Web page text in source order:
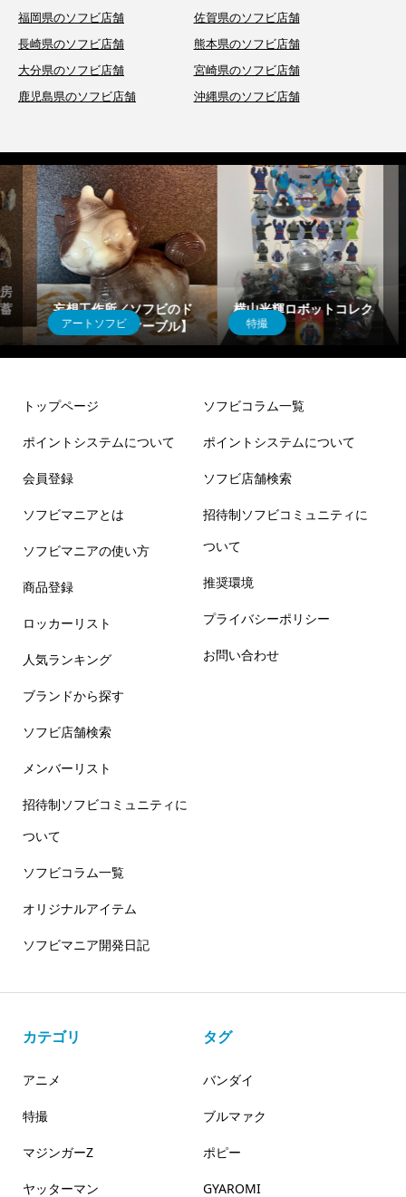
福岡県のソフビ店舗
佐賀県のソフビ店舗
長崎県のソフビ店舗
熊本県のソフビ店舗
大分県のソフビ店舗
宮崎県のソフビ店舗
鹿児島県のソフビ店舗
沖縄県のソフビ店舗
アートソフビ
妄想工作所／ソフビのド
ッグゥ【蓄光マーブル】
特撮
横山光輝ロボットコレク
ション
トップページ
ポイントシステムについて
会員登録
ソフビマニアとは
ソフビマニアの使い方
商品登録
ロッカーリスト
人気ランキング
ブランドから探す
ソフビ店舗検索
メンバーリスト
招待制ソフビコミュニティに
ついて
ソフビコラム一覧
オリジナルアイテム
ソフビマニア開発日記
ソフビコラム一覧
ポイントシステムについて
ソフビ店舗検索
招待制ソフビコミュニティに
ついて
推奨環境
プライバシーポリシー
お問い合わせ
カテゴリ
アニメ
特撮
マジンガーZ
ヤッターマン
タグ
バンダイ
ブルマァク
ポピー
GYAROMI